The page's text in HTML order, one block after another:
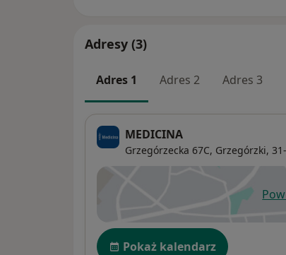
Adresy (3)
Adres 1 Adres 2 Adres 3
MEDICINA
Grzegórzecka 67C, Grzegórzki,
Dostępność
Pokaż kalendarz